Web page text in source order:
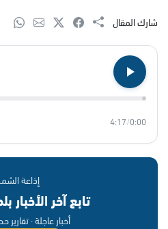
شارك المقال
0:00
/
4:17
إذاعة
تابع آخر
أخبار عاجلة · تقارير